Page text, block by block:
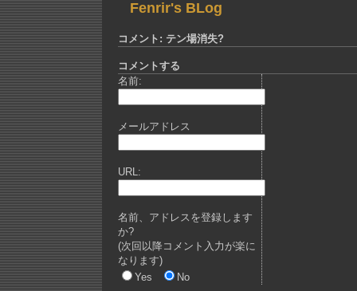
Fenrir's BLog
コメント: テン場消失?
コメントする
名前:
メールアドレス
URL:
名前、アドレスを登録します
か?
(次回以降コメント入力が楽に
なります)
Yes
No